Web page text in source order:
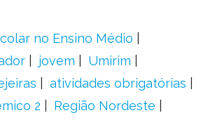
no Ensino Médio
jovem
Umirim
atividades obrigatórias
2
Região Nordeste